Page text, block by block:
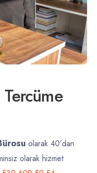
olarak 40’dan
olarak hizmet